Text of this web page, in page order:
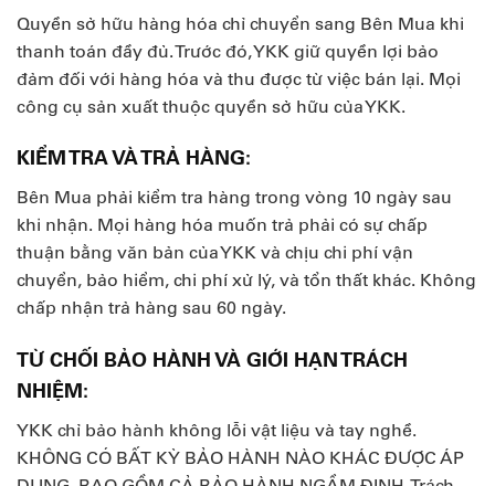
Quyền sở hữu hàng hóa chỉ chuyển sang Bên Mua khi
thanh toán đầy đủ. Trước đó, YKK giữ quyền lợi bảo
đảm đối với hàng hóa và thu được từ việc bán lại. Mọi
công cụ sản xuất thuộc quyền sở hữu của YKK.
KIỂM TRA VÀ TRẢ HÀNG:
Bên Mua phải kiểm tra hàng trong vòng 10 ngày sau
khi nhận. Mọi hàng hóa muốn trả phải có sự chấp
thuận bằng văn bản của YKK và chịu chi phí vận
chuyển, bảo hiểm, chi phí xử lý, và tổn thất khác. Không
chấp nhận trả hàng sau 60 ngày.
TỪ CHỐI BẢO HÀNH VÀ GIỚI HẠN TRÁCH
NHIỆM:
YKK chỉ bảo hành không lỗi vật liệu và tay nghề.
KHÔNG CÓ BẤT KỲ BẢO HÀNH NÀO KHÁC ĐƯỢC ÁP